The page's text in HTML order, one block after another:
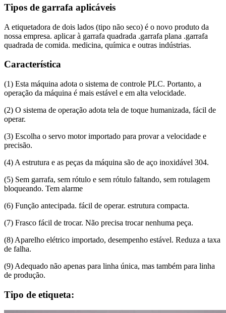
Tipos de garrafa aplicáveis
A etiquetadora de dois lados (tipo não seco) é o novo produto da
nossa empresa. aplicar à garrafa quadrada .garrafa plana .garrafa
quadrada de comida. medicina, química e outras indústrias.
Característica
(1) Esta máquina adota o sistema de controle PLC. Portanto, a
operação da máquina é mais estável e em alta velocidade.
(2) O sistema de operação adota tela de toque humanizada, fácil de
operar.
(3) Escolha o servo motor importado para provar a velocidade e
precisão.
(4) A estrutura e as peças da máquina são de aço inoxidável 304.
(5) Sem garrafa, sem rótulo e sem rótulo faltando, sem rotulagem
bloqueando. Tem alarme
(6) Função antecipada. fácil de operar. estrutura compacta.
(7) Frasco fácil de trocar. Não precisa trocar nenhuma peça.
(8) Aparelho elétrico importado, desempenho estável. Reduza a taxa
de falha.
(9) Adequado não apenas para linha única, mas também para linha
de produção.
Tipo de etiqueta: